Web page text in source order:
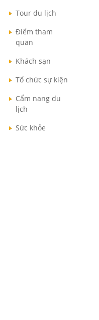
Tour du lịch
Điểm tham
quan
Khách sạn
Tổ chức sự kiện
Cẩm nang du
lịch
Sức khỏe